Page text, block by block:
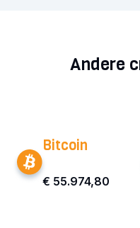
Andere
Bitcoin
€ 55.974,80